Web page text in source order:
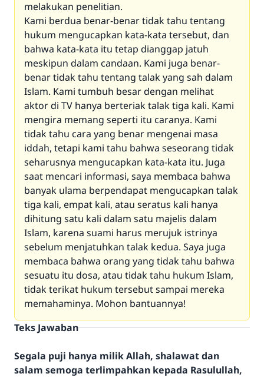
melakukan penelitian.
Kami berdua benar-benar tidak tahu tentang
hukum mengucapkan kata-kata tersebut, dan
bahwa kata-kata itu tetap dianggap jatuh
meskipun dalam candaan. Kami juga benar-
benar tidak tahu tentang talak yang sah dalam
Islam. Kami tumbuh besar dengan melihat
aktor di TV hanya berteriak talak tiga kali. Kami
mengira memang seperti itu caranya. Kami
tidak tahu cara yang benar mengenai masa
iddah, tetapi kami tahu bahwa seseorang tidak
seharusnya mengucapkan kata-kata itu. Juga
saat mencari informasi, saya membaca bahwa
banyak ulama berpendapat mengucapkan talak
tiga kali, empat kali, atau seratus kali hanya
dihitung satu kali dalam satu majelis dalam
Islam, karena suami harus merujuk istrinya
sebelum menjatuhkan talak kedua. Saya juga
membaca bahwa orang yang tidak tahu bahwa
sesuatu itu dosa, atau tidak tahu hukum Islam,
tidak terikat hukum tersebut sampai mereka
memahaminya. Mohon bantuannya!
Teks Jawaban
Segala puji hanya milik Allah, shalawat dan
salam semoga terlimpahkan kepada Rasulullah,